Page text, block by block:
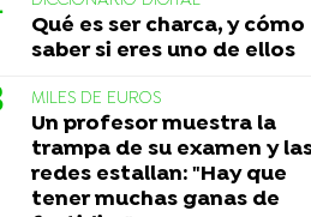
Qué es ser charca, y cómo
saber si eres uno de ellos
MILES DE EUROS
Un profesor muestra la
trampa de su examen y
redes estallan: "Hay que
tener muchas ganas de